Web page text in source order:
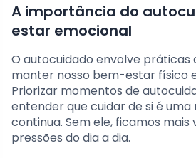
A importância do
estar emocional
O autocuidado envolve práticas
manter nosso bem-estar físico
Priorizar momentos de
entender que cuidar de si é
continua. Sem ele, ficamos mais
pressões do dia a dia.